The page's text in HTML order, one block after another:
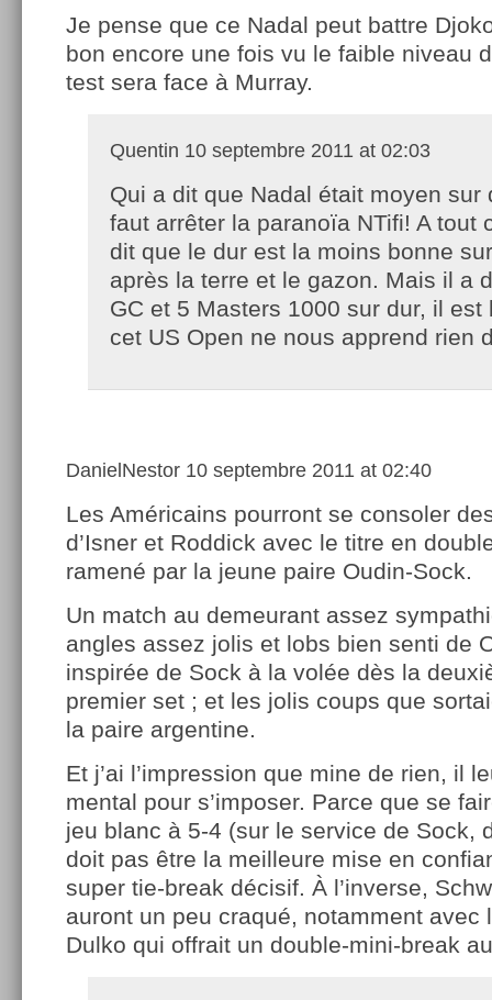
Je pense que ce Nadal peut battre
bon encore une fois vu le faible niveau
test sera face à Murray.
Quentin 10 septembre 2011 at 02:03
Qui a dit que Nadal était moyen sur
faut arrêter la paranoïa NTifi! A tout
dit que le dur est la moins bonne
après la terre et le gazon. Mais il a
GC et 5 Masters 1000 sur dur, il est
cet US Open ne nous apprend rien
DanielNestor 10 septembre 2011 at 02:40
Les Américains pourront se consoler
d’Isner et Roddick avec le titre en
ramené par la jeune paire Oudin-Sock.
Un match au demeurant assez
angles assez jolis et lobs bien senti de
inspirée de Sock à la volée dès la
premier set ; et les jolis coups que
la paire argentine.
Et j’ai l’impression que mine de rien, il
mental pour s’imposer. Parce que se
jeu blanc à 5-4 (sur le service de
doit pas être la meilleure mise en
super tie-break décisif. À l’inverse,
auront un peu craqué, notamment avec
Dulko qui offrait un double-mini-break